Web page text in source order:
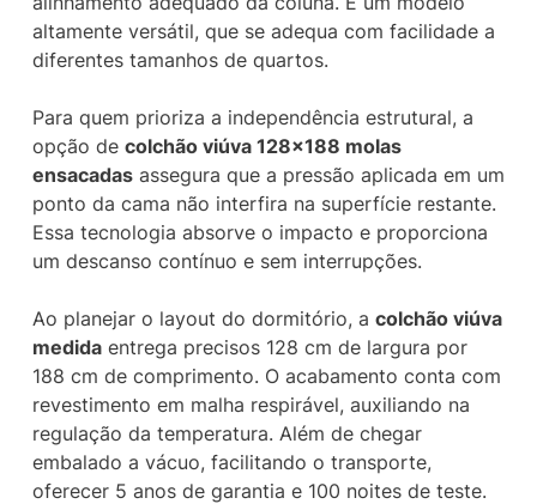
altamente versátil, que se adequa com facilidade a
diferentes tamanhos de quartos.
Para quem prioriza a independência estrutural, a
opção de colchão viúva 128×188 molas
ensacadasassegura que a pressão aplicada em um
ponto da cama não interfira na superfície restante.
Essa tecnologia absorve o impacto e proporciona
um descanso contínuo e sem interrupções.
Ao planejar o layout do dormitório, a colchão viúva
medidaentrega precisos 128 cm de largura por
188 cm de comprimento. O acabamento conta com
revestimento em malha respirável, auxiliando na
regulação da temperatura. Além de chegar
embalado a vácuo, facilitando o transporte,
oferecer 5 anos de garantia e 100 noites de teste.